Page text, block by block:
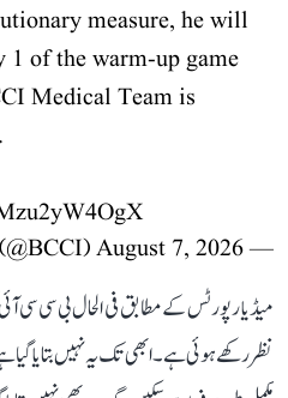
measure, he will
of the warm-up game
Medical Team is
— BCCI (@BCCI)
August 7, 2026
میڈیا رپورٹس کے مطابق فی الحال بی سی سی
نظر رکھے ہوئی ہے۔ ابھی تک یہ نہیں بتایا